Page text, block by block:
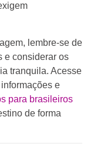
lembre-se de
e considerar os
tranquila. Acesse
e
para brasileiros
de forma